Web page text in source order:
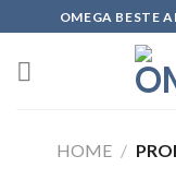
to
content
OMEGA BESTE
HOME /